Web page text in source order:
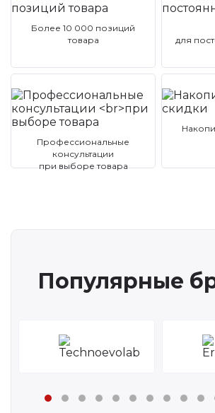
Более 10 000 позиций
товара
для
Профессиональные
консультации
при выборе товара
Популярные